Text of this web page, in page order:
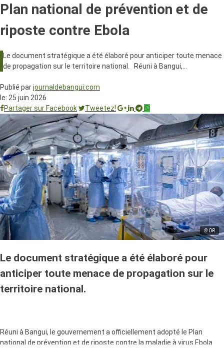
Plan national de prévention et de
riposte contre Ebola
Le document stratégique a été élaboré pour anticiper toute menace
de propagation sur le territoire national. Réuni à Bangui,…
Publié parjournaldebangui.com
le: 25 juin 2026
Partager sur Facebook
Tweetez!
© DR
Le document stratégique a été élaboré pour
anticiper toute menace de propagation sur le
territoire national.
Réuni à Bangui, le gouvernement a officiellement adopté le Plan
national de prévention et de riposte contre la maladie à virus Ebola.